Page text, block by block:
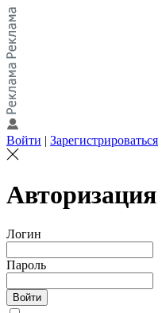
Войти | Зарегистрироваться
Авторизация
Логин
Пароль